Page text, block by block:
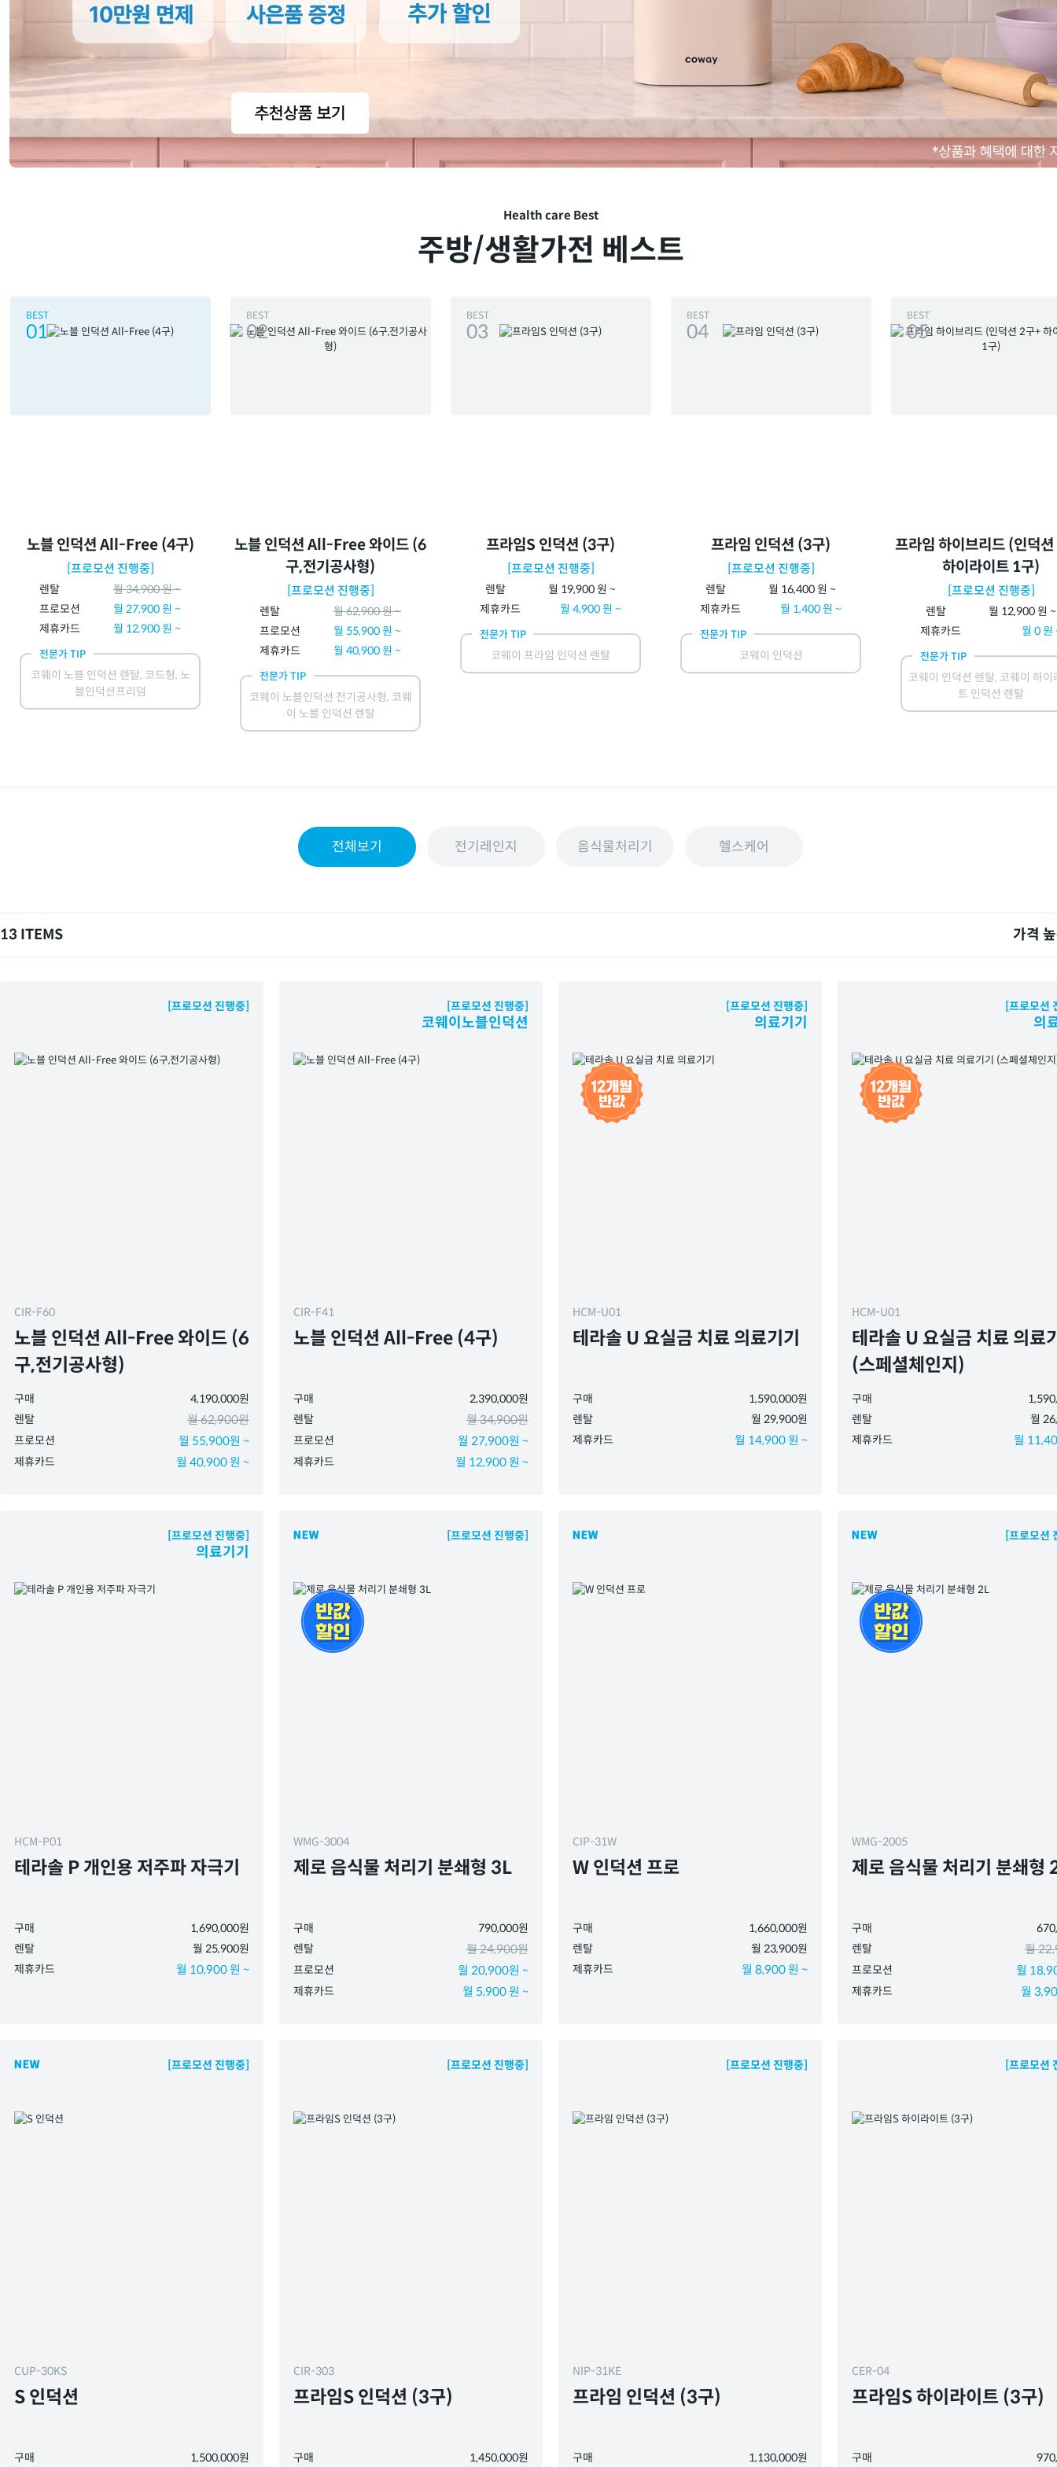
Health care Best
주방/생활가전 베스트
BEST
01
노블 인덕션 All-Free (4구)
[프로모션 진행중]
렌탈 월34,900원 ~
프로모션
월 27,900원 ~
제휴카드
월 12,900원 ~
전문가 TIP
코웨이 노블 인덕션 렌탈, 코드형, 노
블인덕션프리덤
BEST
02
노블 인덕션 All-Free 와이드 (6
구,전기공사형)
[프로모션 진행중]
렌탈 월62,900원 ~
프로모션
월 55,900원 ~
제휴카드
월 40,900원 ~
전문가 TIP
코웨이 노블인덕션 전기공사형, 코웨
이 노블 인덕션 렌탈
BEST
03
프라임S 인덕션 (3구)
[프로모션 진행중]
렌탈 월 19,900원 ~
제휴카드
월 4,900원 ~
전문가 TIP
코웨이 프라임 인덕션 렌탈
BEST
04
프라임 인덕션 (3구)
[프로모션 진행중]
렌탈 월 16,400원 ~
제휴카드
월 1,400원 ~
전문가 TIP
코웨이 인덕션
BEST
05
프라임 하이브리드 (인덕
하이라이트 1구)
[프로모션 진행중]
렌탈 월 12,900원 ~
제휴카드
월 0원
전문가 TIP
코웨이 인덕션 렌탈, 코웨이 하이
트 인덕션 렌탈
전체보기 전기레인지 음식물처리기 헬스케어
13 ITEMS 가격
[프로모션 진행중]
CIR-F60
노블 인덕션 All-Free 와이드 (6
구,전기공사형)
구매
4,190,000원
렌탈
월 62,900원
프로모션 월 55,900원 ~
제휴카드 월 40,900 원 ~
[프로모션 진행중]
코웨이노블인덕션
CIR-F41
노블 인덕션 All-Free (4구)
구매
2,390,000원
렌탈
월 34,900원
프로모션 월 27,900원 ~
제휴카드 월 12,900 원 ~
[프로모션 진행중]
의료기기
HCM-U01
테라솔 U 요실금 치료 의료기기
구매
1,590,000원
렌탈
월 29,900원
제휴카드
월 14,900 원 ~
[프로모션
의
HCM-U01
테라솔 U 요실금 치료 의료
(스페셜체인지)
구매
렌탈
월
제휴카드
월
[프로모션 진행중]
의료기기
HCM-P01
테라솔 P 개인용 저주파 자극기
구매
1,690,000원
렌탈
월 25,900원
제휴카드
월 10,900 원 ~
[프로모션 진행중]
WMG-3004
제로 음식물 처리기 분쇄형 3L
구매
790,000원
렌탈
월 24,900원
프로모션 월 20,900원 ~
제휴카드 월 5,900 원 ~
CIP-31W
W 인덕션 프로
구매
1,660,000원
렌탈
월 23,900원
제휴카드
월 8,900 원 ~
[프로모션
WMG-2005
제로 음식물 처리기 분쇄형
구매
렌탈
월
프로모션 월
제휴카드 월
[프로모션 진행중]
CUP-30KS
S 인덕션
구매 1,500,000원
[프로모션 진행중]
CIR-303
프라임S 인덕션 (3구)
구매 1,450,000원
[프로모션 진행중]
NIP-31KE
프라임 인덕션 (3구)
구매 1,130,000원
[프로모션
CER-04
프라임S 하이라이트 (3구)
구매